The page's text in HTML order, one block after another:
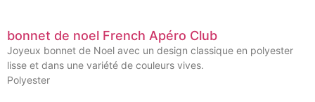
bonnet de noel French Apéro Club
Joyeux bonnet de Noel avec un design classique en polyester
lisse et dans une variété de couleurs vives.
Polyester